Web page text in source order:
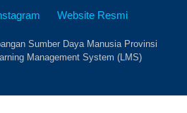
Website Resmi
Sumber Daya Manusia Provinsi
Management System (LMS)